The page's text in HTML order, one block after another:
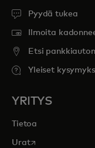
Pyydä tukea
Ilmoita
Etsi
Yleiset
YRITYS
Tietoa
Uratopens in a new